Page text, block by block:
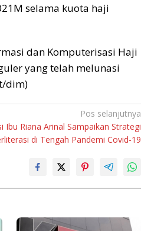
selama kuota haji
dan Komputerisasi Haji
yang telah melunasi
dim)
Pos selanjutnya
Ibu Riana Arinal Sampaikan Strategi
di Tengah Pandemi Covid-19